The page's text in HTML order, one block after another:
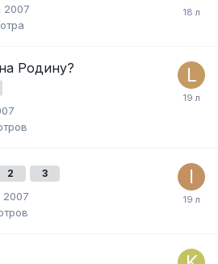
2007
Родину?
2 3
2007